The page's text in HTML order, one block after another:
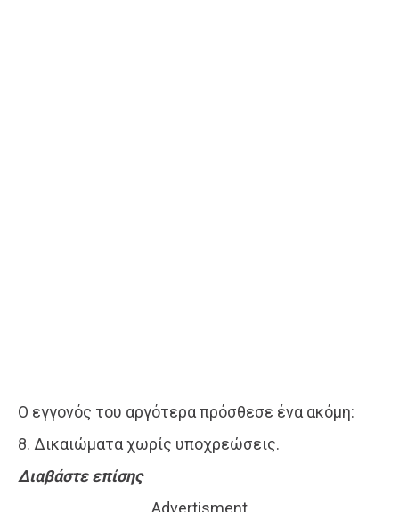
Ο εγγονός του αργότερα πρόσθεσε ένα ακόμη:
8. Δικαιώματα χωρίς υποχρεώσεις.
Διαβάστε επίσης
Advertisment